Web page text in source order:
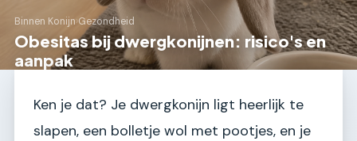
Binnen Konijn›Gezondheid
Obesitas bij dwergkonijnen: risico's en
aanpak
Ken je dat? Je dwergkonijn ligt heerlijk te
slapen, een bolletje wol met pootjes, en je